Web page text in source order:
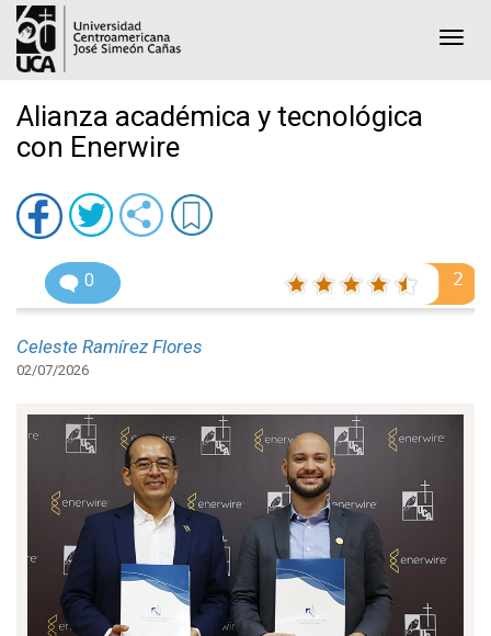
Alianza académica y tecnológica
con Enerwire
0 2
Celeste Ramírez Flores
02/07/2026